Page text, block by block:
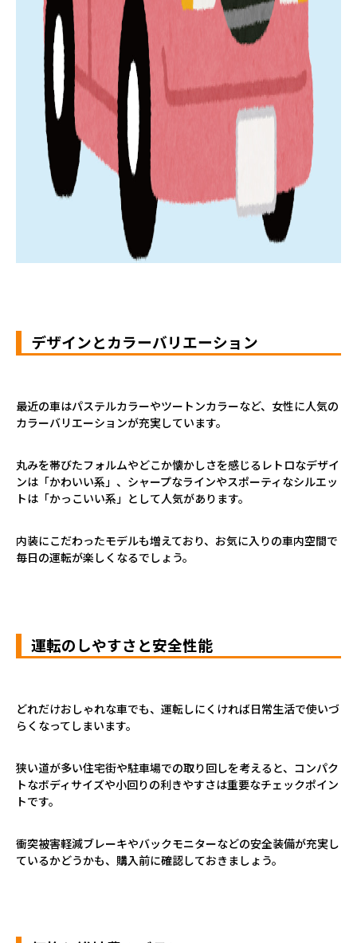
デザインとカラーバリエーション
最近の車はパステルカラーやツートンカラーなど、女性に人気の
カラーバリエーションが充実しています。
丸みを帯びたフォルムやどこか懐かしさを感じるレトロなデザイ
ンは「かわいい系」、シャープなラインやスポーティなシルエッ
トは「かっこいい系」として人気があります。
内装にこだわったモデルも増えており、お気に入りの車内空間で
毎日の運転が楽しくなるでしょう。
運転のしやすさと安全性能
どれだけおしゃれな車でも、運転しにくければ日常生活で使いづ
らくなってしまいます。
狭い道が多い住宅街や駐車場での取り回しを考えると、コンパク
トなボディサイズや小回りの利きやすさは重要なチェックポイン
トです。
衝突被害軽減ブレーキやバックモニターなどの安全装備が充実し
ているかどうかも、購入前に確認しておきましょう。